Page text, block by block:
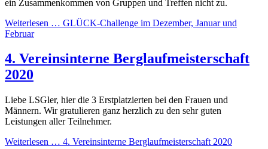
ein Zusammenkommen von Gruppen und Treffen nicht zu.
Weiterlesen … GLÜCK-Challenge im Dezember, Januar und
Februar
4. Vereinsinterne Berglaufmeisterschaft
2020
Liebe LSGler, hier die 3 Erstplatzierten bei den Frauen und
Männern. Wir gratulieren ganz herzlich zu den sehr guten
Leistungen aller Teilnehmer.
Weiterlesen … 4. Vereinsinterne Berglaufmeisterschaft 2020